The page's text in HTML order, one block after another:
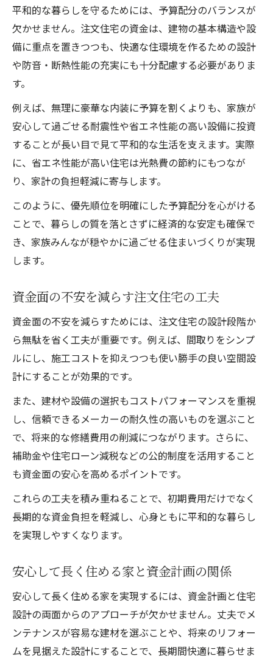
平和的な暮らしを守るためには、予算配分のバランスが
欠かせません。注文住宅の資金は、建物の基本構造や設
備に重点を置きつつも、快適な住環境を作るための設計
や防音・断熱性能の充実にも十分配慮する必要がありま
す。
例えば、無理に豪華な内装に予算を割くよりも、家族が
安心して過ごせる耐震性や省エネ性能の高い設備に投資
することが長い目で見て平和的な生活を支えます。実際
に、省エネ性能が高い住宅は光熱費の節約にもつなが
り、家計の負担軽減に寄与します。
このように、優先順位を明確にした予算配分を心がける
ことで、暮らしの質を落とさずに経済的な安定も確保で
き、家族みんなが穏やかに過ごせる住まいづくりが実現
します。
資金面の不安を減らす注文住宅の工夫
資金面の不安を減らすためには、注文住宅の設計段階か
ら無駄を省く工夫が重要です。例えば、間取りをシンプ
ルにし、施工コストを抑えつつも使い勝手の良い空間設
計にすることが効果的です。
また、建材や設備の選択もコストパフォーマンスを重視
し、信頼できるメーカーの耐久性の高いものを選ぶこと
で、将来的な修繕費用の削減につながります。さらに、
補助金や住宅ローン減税などの公的制度を活用すること
も資金面の安心を高めるポイントです。
これらの工夫を積み重ねることで、初期費用だけでなく
長期的な資金負担を軽減し、心身ともに平和的な暮らし
を実現しやすくなります。
安心して長く住める家と資金計画の関係
安心して長く住める家を実現するには、資金計画と住宅
設計の両面からのアプローチが欠かせません。丈夫でメ
ンテナンスが容易な建材を選ぶことや、将来のリフォー
ムを見据えた設計にすることで、長期間快適に暮らせま